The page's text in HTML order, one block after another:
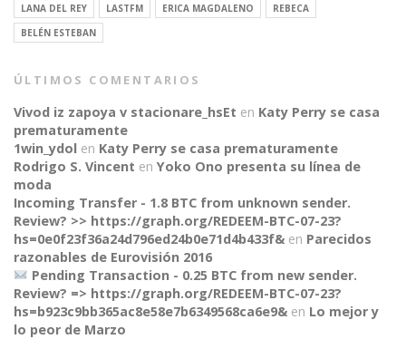
CONNECT
LANA DEL REY
LASTFM ERICA MAGDALENO
REBECA
BELÉN ESTEBAN
ÚLTIMOS COMENTARIOS
Vivod iz zapoya v stacionare_hsEt en Katy Perry se casa
prematuramente
1win_ydol en Katy Perry se casa prematuramente
Rodrigo S. Vincent en Yoko Ono presenta su línea de
moda
Incoming Transfer - 1.8 BTC from unknown sender.
Review? >> https://graph.org/REDEEM-BTC-07-23?
hs=0e0f23f36a24d796ed24b0e71d4b433f& en Parecidos
razonables de Eurovisión 2016
Pending Transaction - 0.25 BTC from new sender.
Review? => https://graph.org/REDEEM-BTC-07-23?
hs=b923c9bb365ac8e58e7b6349568ca6e9& en Lo mejor y
lo peor de Marzo